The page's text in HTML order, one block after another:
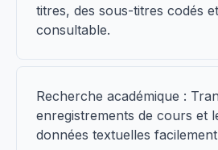
titres, des sous-titres codés
consultable.
Recherche académique :
enregistrements de cours et
données textuelles